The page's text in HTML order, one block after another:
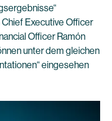
Executive Officer
Officer Ramón
unter dem gleichen
eingesehen